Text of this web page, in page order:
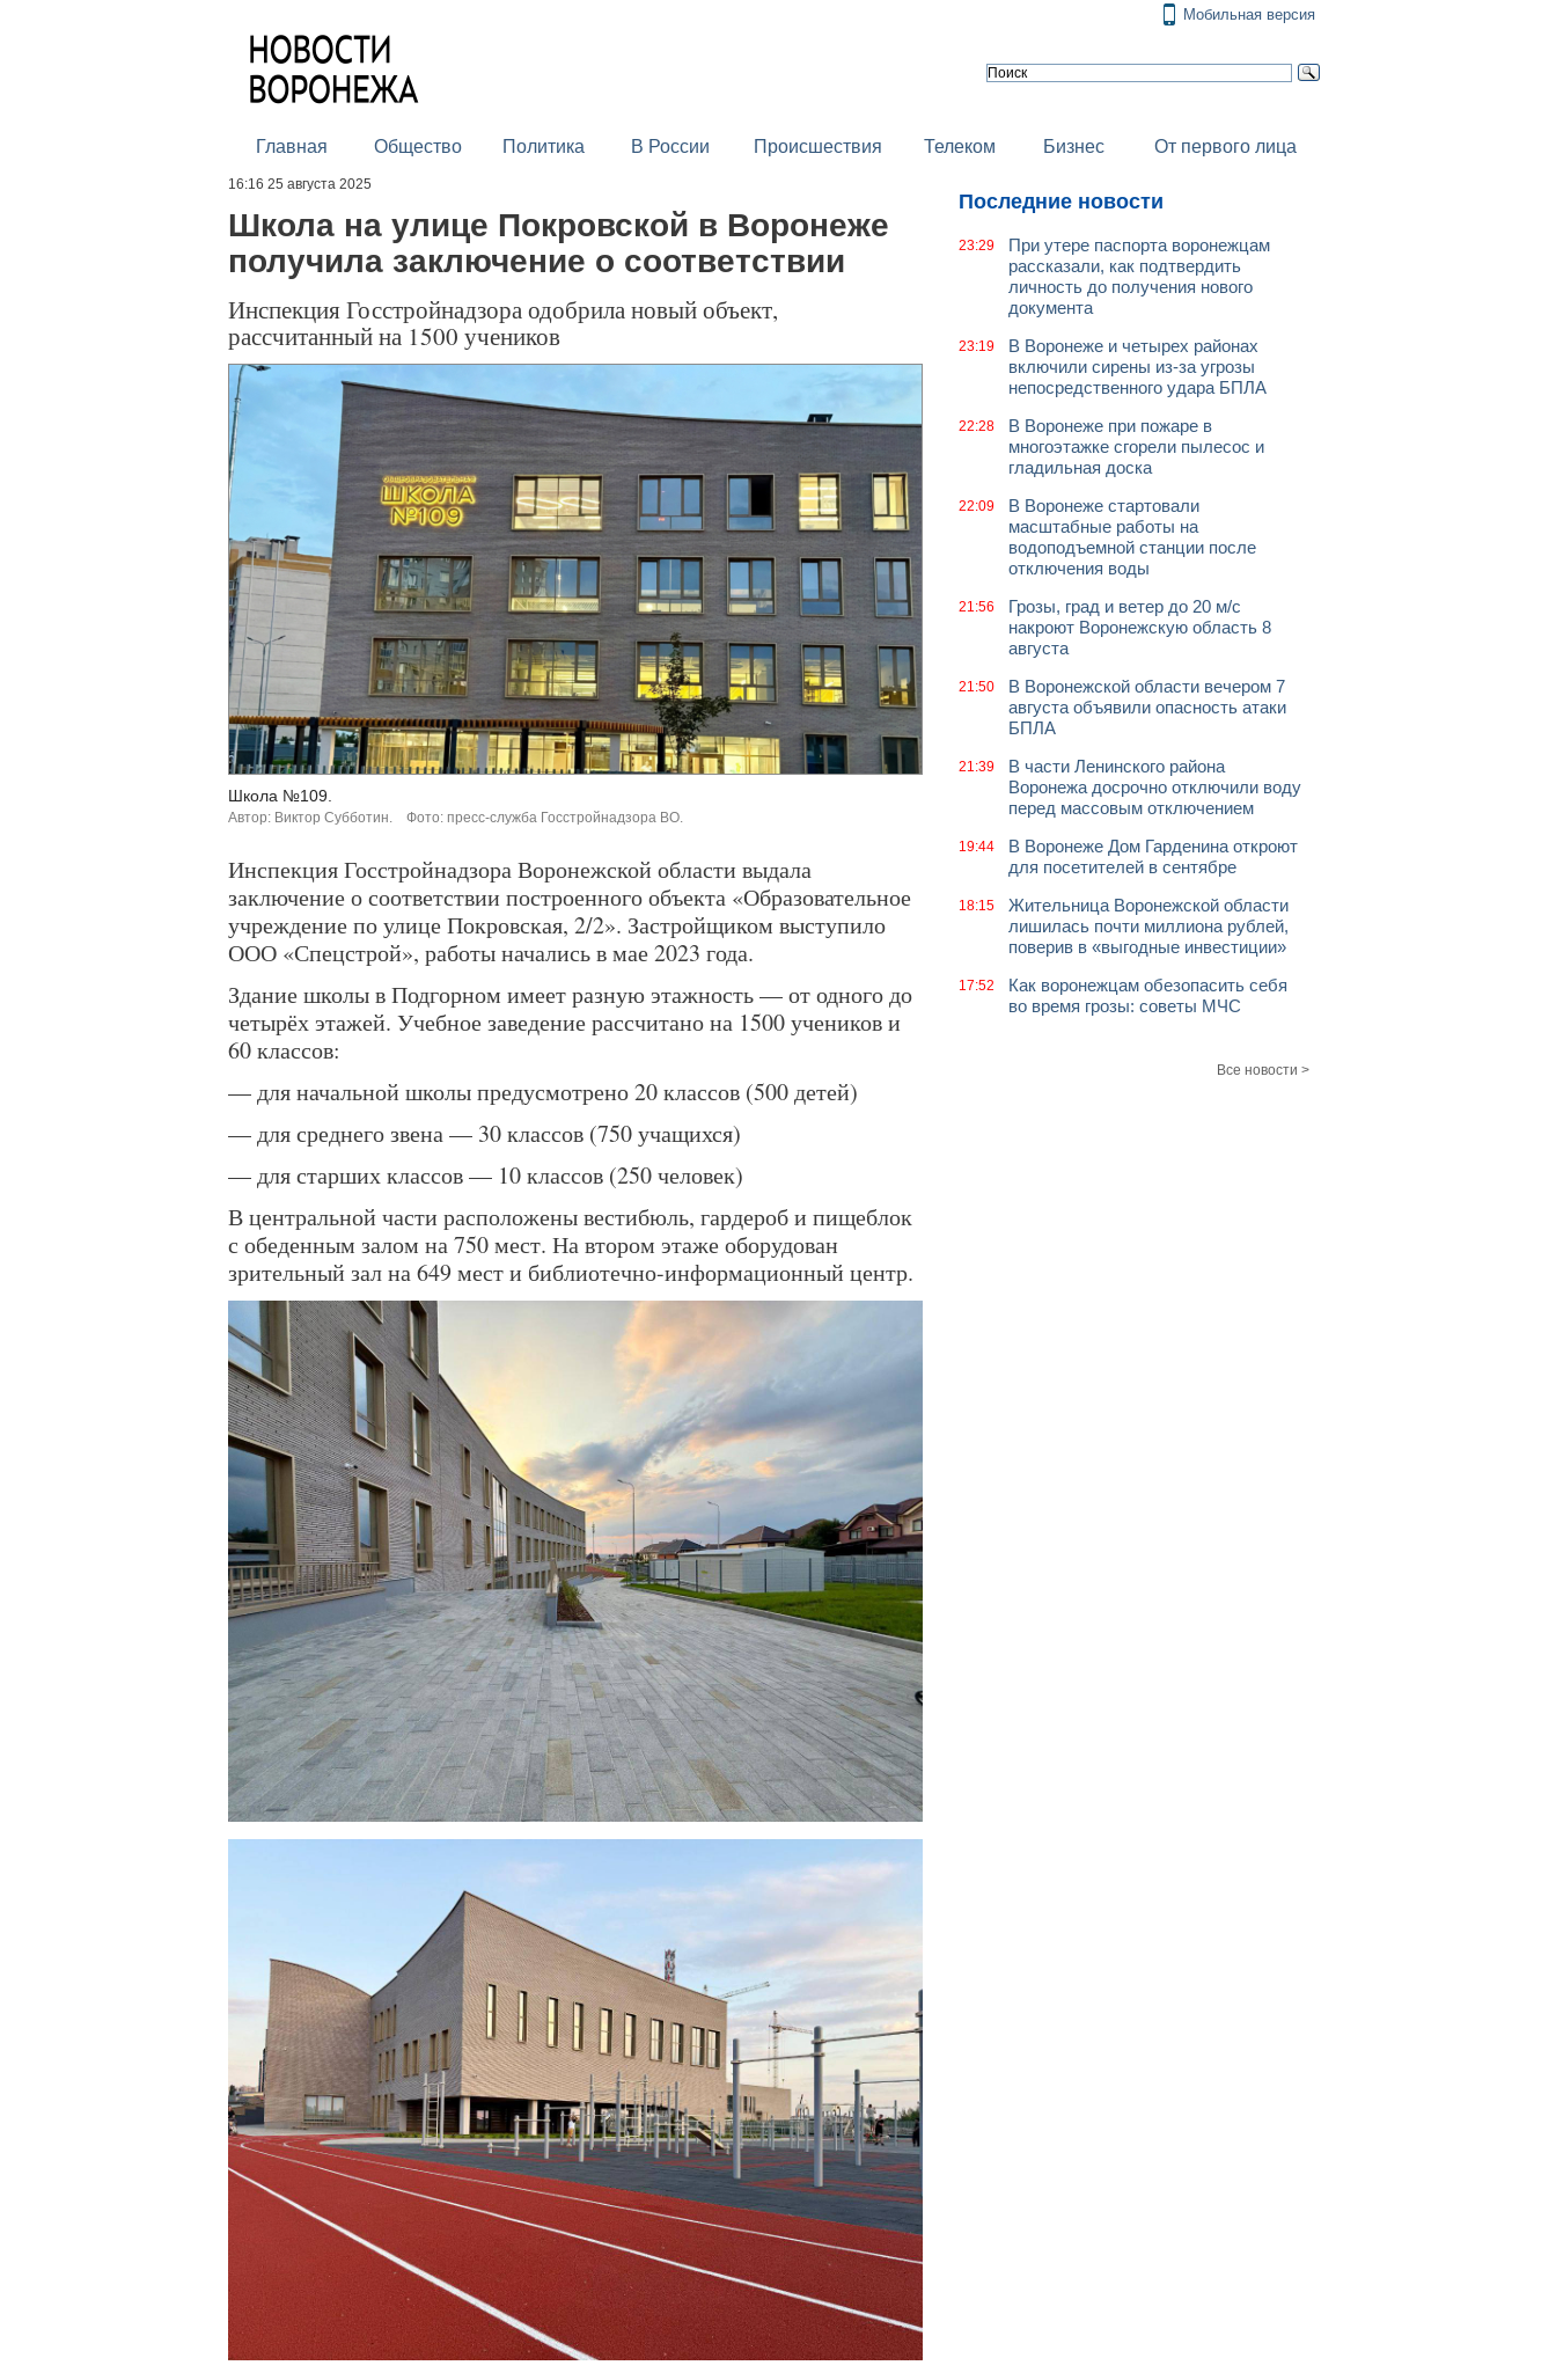
Мобильная версия
Главная Общество Политика В России Происшествия Телеком Бизнес От первого лица
16:16 25 августа 2025
Школа на улице Покровской в Воронеже
получила заключение о соответствии
Инспекция Госстройнадзора одобрила новый объект,
рассчитанный на 1500 учеников
Школа №109.
Автор: Виктор Субботин. Фото: пресс-служба Госстройнадзора ВО.
Инспекция Госстройнадзора Воронежской области выдала
заключение о соответствии построенного объекта «Образовательное
учреждение по улице Покровская, 2/2». Застройщиком выступило
ООО «Спецстрой», работы начались в мае 2023 года.
Здание школы в Подгорном имеет разную этажность — от одного до
четырёх этажей. Учебное заведение рассчитано на 1500 учеников и
60 классов:
— для начальной школы предусмотрено 20 классов (500 детей)
— для среднего звена — 30 классов (750 учащихся)
— для старших классов — 10 классов (250 человек)
В центральной части расположены вестибюль, гардероб и пищеблок
с обеденным залом на 750 мест. На втором этаже оборудован
зрительный зал на 649 мест и библиотечно-информационный центр.
Последние новости
23:29
При утере паспорта воронежцам
рассказали, как подтвердить
личность до получения нового
документа
23:19
В Воронеже и четырех районах
включили сирены из-за угрозы
непосредственного удара БПЛА
22:28
В Воронеже при пожаре в
многоэтажке сгорели пылесос и
гладильная доска
22:09
В Воронеже стартовали
масштабные работы на
водоподъемной станции после
отключения воды
21:56
Грозы, град и ветер до 20 м/с
накроют Воронежскую область 8
августа
21:50
В Воронежской области вечером 7
августа объявили опасность атаки
БПЛА
21:39
В части Ленинского района
Воронежа досрочно отключили воду
перед массовым отключением
19:44
В Воронеже Дом Гарденина откроют
для посетителей в сентябре
18:15
Жительница Воронежской области
лишилась почти миллиона рублей,
поверив в «выгодные инвестиции»
17:52
Как воронежцам обезопасить себя
во время грозы: советы МЧС
Все новости >